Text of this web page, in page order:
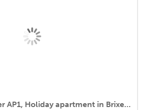
Apartment Griesser AP1, Holiday apartment in Brixen City (BrixenCard inklusive)